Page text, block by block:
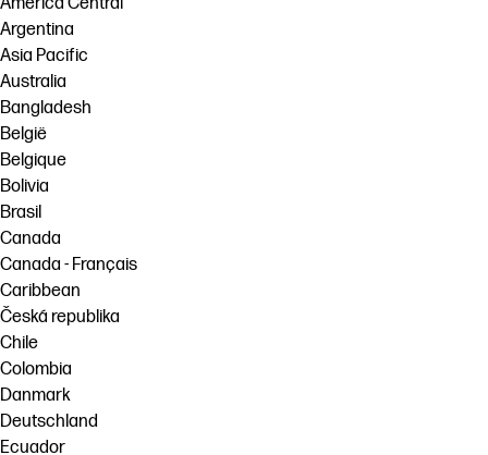
Argentina
Asia Pacific
Australia
Bangladesh
België
Belgique
Bolivia
Brasil
Canada
Canada - Français
Caribbean
Česká republika
Chile
Colombia
Danmark
Deutschland
Ecuador